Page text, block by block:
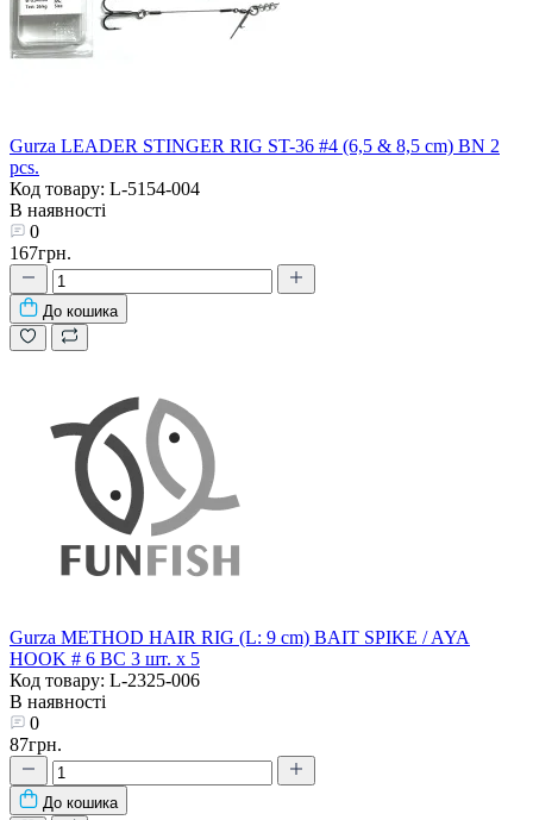
Gurza LEADER STINGER RIG ST-36 #4 (6,5 & 8,5 сm) BN 2
pcs.
Код товару: L-5154-004
В наявності
0
167грн.
До кошика
Gurza METHOD HAIR RIG (L: 9 сm) BAIT SPIKE / AYA
HOOK # 6 BC 3 шт. х 5
Код товару: L-2325-006
В наявності
0
87грн.
До кошика